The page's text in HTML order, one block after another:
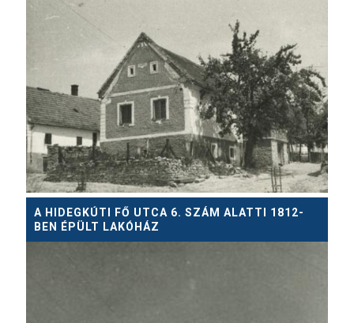
A HIDEGKÚTI FŐ UTCA 6. SZÁM ALATTI 1812-
BEN ÉPÜLT LAKÓHÁZ